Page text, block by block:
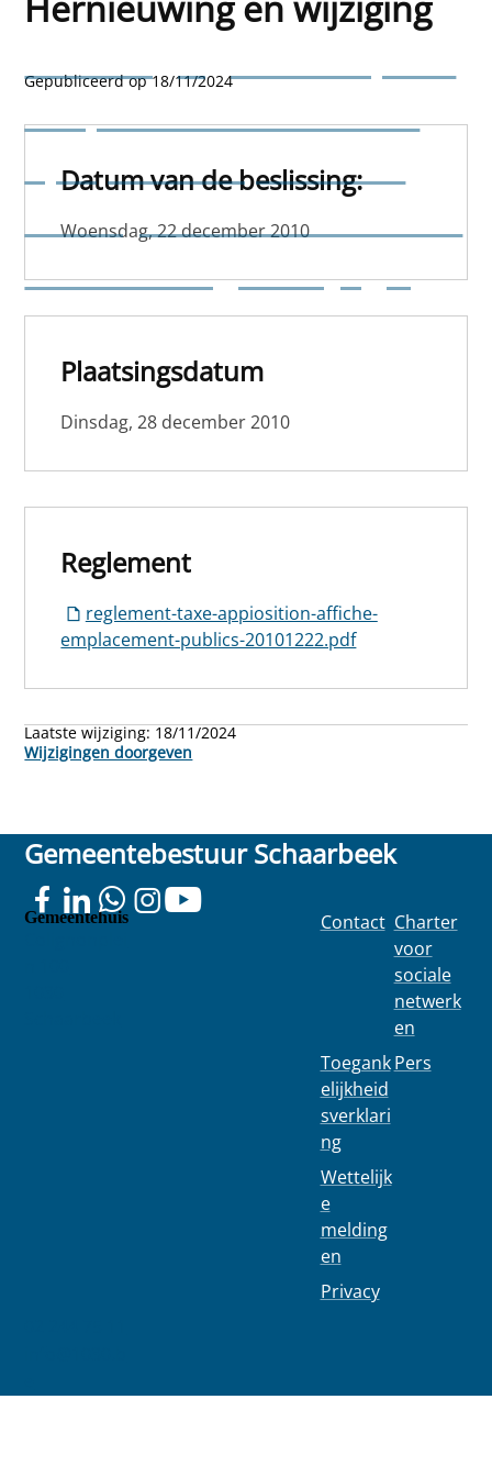
aanplakken van affiches
op openbare plaatsen -
Dienstjaren 2011 tot 2015 -
Hernieuwing en wijziging
Gepubliceerd op 18/11/2024
Datum van de beslissing:
Woensdag, 22 december 2010
Plaatsingsdatum
Dinsdag, 28 december 2010
Reglement
reglement-taxe-appiosition-affiche-
emplacement-publics-20101222.pdf
Laatste wijziging: 18/11/2024
Wijzigingen doorgeven
Gemeentebestuur Schaarbeek
Gemeentehuis Contact
Toegank
elijkheid
sverklari
ng
Wettelijk
e
melding
en
Privacy
Charter
voor
sociale
netwerk
en
Pers